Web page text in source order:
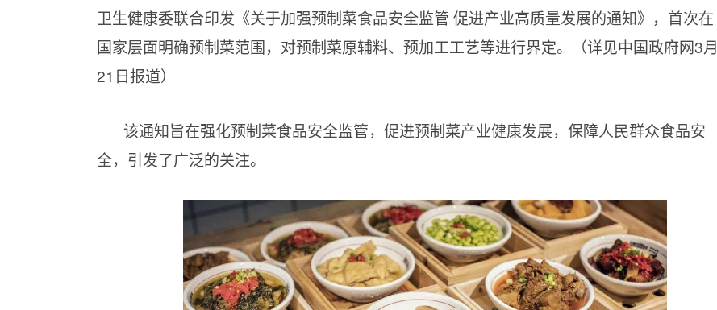
卫生健康委联合印发《关于加强预制菜食品安全监管 促进产业高质量发展的通知》，首次在
国家层面明确预制菜范围，对预制菜原辅料、预加工工艺等进行界定。（详见中国政府网3月
21日报道）
该通知旨在强化预制菜食品安全监管，促进预制菜产业健康发展，保障人民群众食品安
全，引发了广泛的关注。